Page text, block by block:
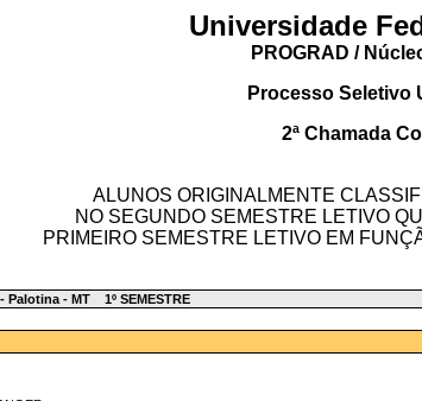
Universidade
PROGRAD /
Processo Seletivo
2ª Chamada
ALUNOS ORIGINALMENTE
NO SEGUNDO SEMESTRE LETIVO
PRIMEIRO SEMESTRE LETIVO EM
Palotina - MT 1º SEMESTRE